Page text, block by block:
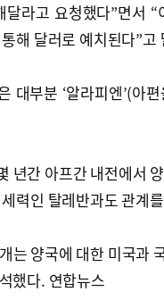
라고 요청했다”면서
해 달러로 예치된다”고
대부분 ‘알라피엔’(아
년간 아프간 내전에서
력인 탈레반과도 관계
는 양국에 대한 미국과
했다. 연합뉴스